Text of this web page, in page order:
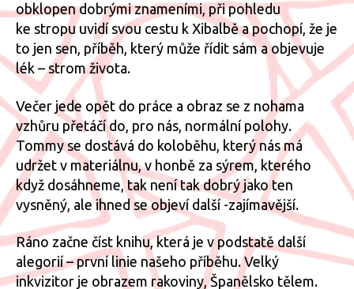
obklopen dobrými znameními, při pohledu
ke stropu uvidí svou cestu k Xibalbě a pochopí, že je
to jen sen, příběh, který může řídit sám a objevuje
lék – strom života.
Večer jede opět do práce a obraz se z nohama
vzhůru přetáčí do, pro nás, normální polohy.
Tommy se dostává do koloběhu, který nás má
udržet v materiálnu, v honbě za sýrem, kterého
když dosáhneme, tak není tak dobrý jako ten
vysněný, ale ihned se objeví další -zajímavější.
Ráno začne číst knihu, která je v podstatě další
alegorií – první linie našeho příběhu. Velký
inkvizitor je obrazem rakoviny, Španělsko tělem.